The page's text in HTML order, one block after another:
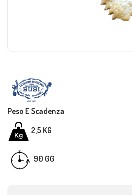
Peso E Scadenza
2,5 KG
90 GG